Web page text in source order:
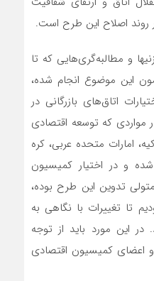
روند اصلاح این طرح است.
رئیس اتاق ایران با اشاره به رایزنی‎ها و مطالبه‌گری‌هایی که تا
این موضوع انجام شده،
اتاق‌های بازرگانی در
که توسعه اقتصادی
امارات متحده عربی، کره
و در اختیار کمیسیون
تدوین این طرح بوده،
تا تغییرات با نگاهی به
در این مورد باید از توجه
کمیسیون اقتصادی